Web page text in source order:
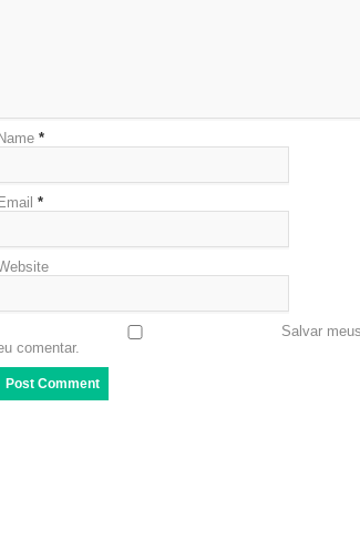
Name *
Email *
Salvar
comentar.